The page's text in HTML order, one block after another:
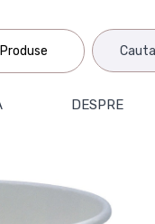
Produse
DESPRE